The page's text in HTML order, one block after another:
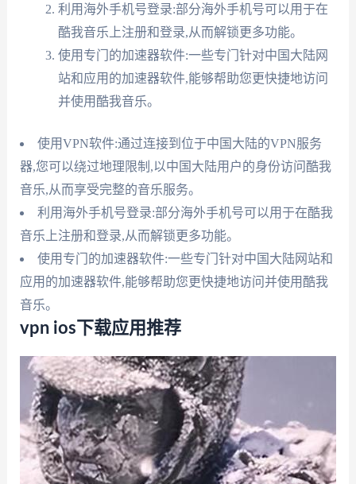
利用海外手机号登录:部分海外手机号可以用于在
酷我音乐上注册和登录,从而解锁更多功能。
使用专门的加速器软件:一些专门针对中国大陆网
站和应用的加速器软件,能够帮助您更快捷地访问
并使用酷我音乐。
使用VPN软件:通过连接到位于中国大陆的VPN服务
器,您可以绕过地理限制,以中国大陆用户的身份访问酷我
音乐,从而享受完整的音乐服务。
利用海外手机号登录:部分海外手机号可以用于在酷我
音乐上注册和登录,从而解锁更多功能。
使用专门的加速器软件:一些专门针对中国大陆网站和
应用的加速器软件,能够帮助您更快捷地访问并使用酷我
音乐。
vpn ios下载应用推荐